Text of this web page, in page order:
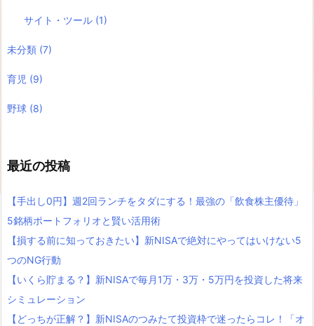
サイト・ツール (1)
未分類 (7)
育児 (9)
野球 (8)
最近の投稿
【手出し0円】週2回ランチをタダにする！最強の「飲食株主優待」
5銘柄ポートフォリオと賢い活用術
【損する前に知っておきたい】新NISAで絶対にやってはいけない5
つのNG行動
【いくら貯まる？】新NISAで毎月1万・3万・5万円を投資した将来
シミュレーション
【どっちが正解？】新NISAのつみたて投資枠で迷ったらコレ！「オ